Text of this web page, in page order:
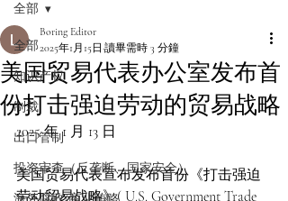
全部
知识产权
制裁
出口管制
投资审查（反垄断、国家安全）
全部
美国贸易代表办公室发布首
份打击强迫劳动的贸易战略
Boring Editor
2025年1月15日 讀畢需時 3 分鐘
2025 年 1 月 13 日
美国贸易代表宣布发布首份《打击强迫
劳动贸易战略》( U.S. Government Trade